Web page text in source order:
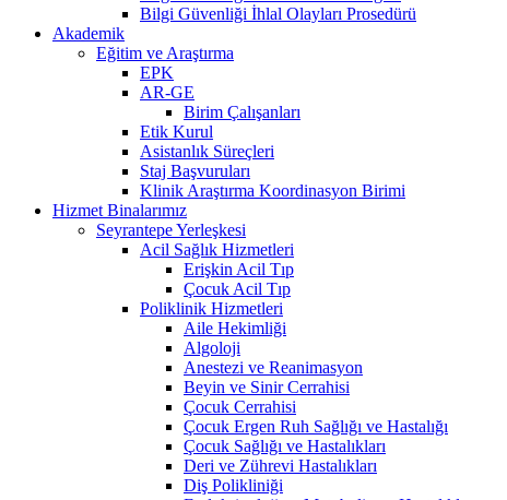
Bilgi Güvenliği İhlal Olayları Prosedürü
Akademik
Eğitim ve Araştırma
EPK
AR-GE
Birim Çalışanları
Etik Kurul
Asistanlık Süreçleri
Staj Başvuruları
Klinik Araştırma Koordinasyon Birimi
Hizmet Binalarımız
Seyrantepe Yerleşkesi
Acil Sağlık Hizmetleri
Erişkin Acil Tıp
Çocuk Acil Tıp
Poliklinik Hizmetleri
Aile Hekimliği
Algoloji
Anestezi ve Reanimasyon
Beyin ve Sinir Cerrahisi
Çocuk Cerrahisi
Çocuk Ergen Ruh Sağlığı ve Hastalığı
Çocuk Sağlığı ve Hastalıkları
Deri ve Zührevi Hastalıkları
Diş Polikliniği